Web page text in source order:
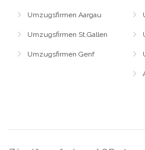
Umzugsfirmen Aargau
Umzugsfirmen St.Gallen
Umzugsfirmen Genf